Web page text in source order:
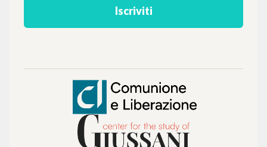
Login
Italiano Inglese
NEWSLETTER